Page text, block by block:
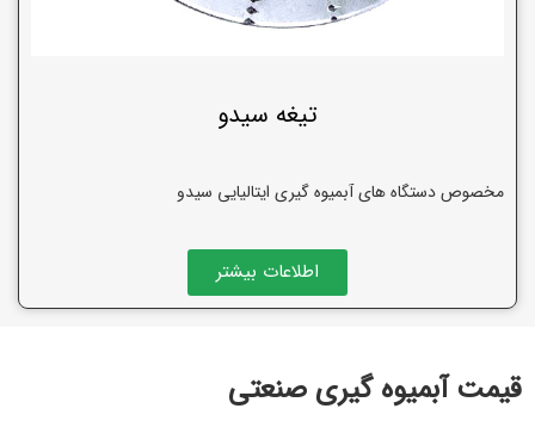
تیغه سیدو
مخصوص دستگاه های آبمیوه گیری ایتالیایی سیدو
اطلاعات بیشتر
قیمت آبمیوه گیری صنعتی